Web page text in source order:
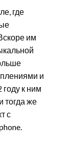
где
им
и
к ним
тогда же
с